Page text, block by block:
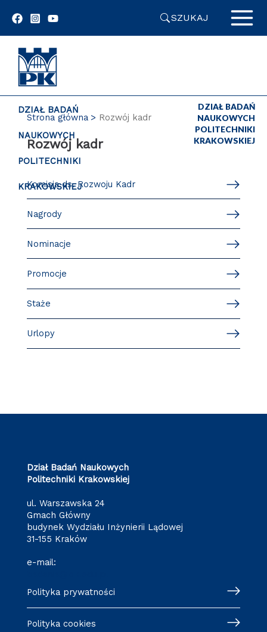
SZUKAJ
DZIAŁ BADAŃ
NAUKOWYCH
POLITECHNIKI
KRAKOWSKIEJ
DZIAŁ BADAŃ
NAUKOWYCH
POLITECHNIKI
KRAKOWSKIEJ
Strona główna Rozwój kadr
Rozwój kadr
Komisja ds. Rozwoju Kadr
Nagrody
Nominacje
Promocje
Staże
Urlopy
Dział Badań Naukowych
Politechniki Krakowskiej
ul. Warszawska 24
Gmach Główny
budynek Wydziału Inżynierii Lądowej
31-155 Kraków
e-mail:
Polityka prywatności
Polityka cookies